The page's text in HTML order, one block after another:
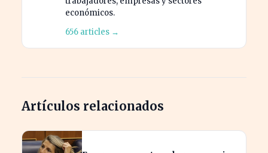
económicos.
656 articles →
Artículos relacionados